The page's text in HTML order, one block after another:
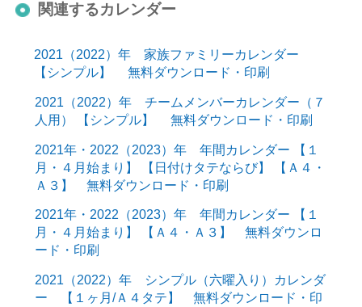
関連するカレンダー
2021（2022）年 家族ファミリーカレンダー
【シンプル】 無料ダウンロード・印刷
2021（2022）年 チームメンバーカレンダー（７
人用） 【シンプル】 無料ダウンロード・印刷
2021年・2022（2023）年 年間カレンダー 【１
月・４月始まり】 【日付けタテならび】 【Ａ４・
Ａ３】 無料ダウンロード・印刷
2021年・2022（2023）年 年間カレンダー 【１
月・４月始まり】 【Ａ４・Ａ３】 無料ダウンロ
ード・印刷
2021（2022）年 シンプル（六曜入り）カレンダ
ー 【１ヶ月/Ａ４タテ】 無料ダウンロード・印